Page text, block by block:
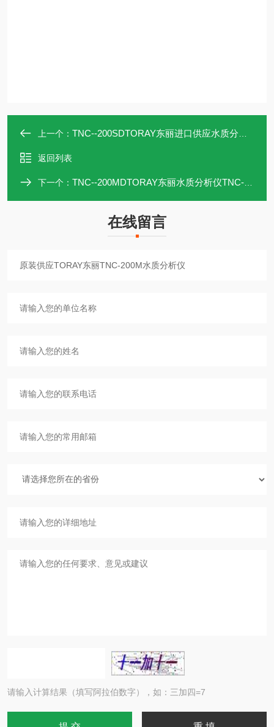
上一个： TNC--200SDTORAY东丽进口供应水质分析仪TNC-200SD
返回列表
下一个： TNC--200MDTORAY东丽水质分析仪TNC-200MD北崎供应
在线留言
请输入计算结果（填写阿拉伯数字），如：三加四=7